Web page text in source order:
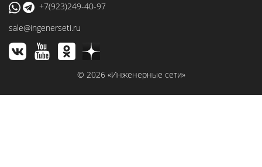
+7(923)249-40-97
sale@ingenerseti.ru
© 2026 «Инженерные сети»